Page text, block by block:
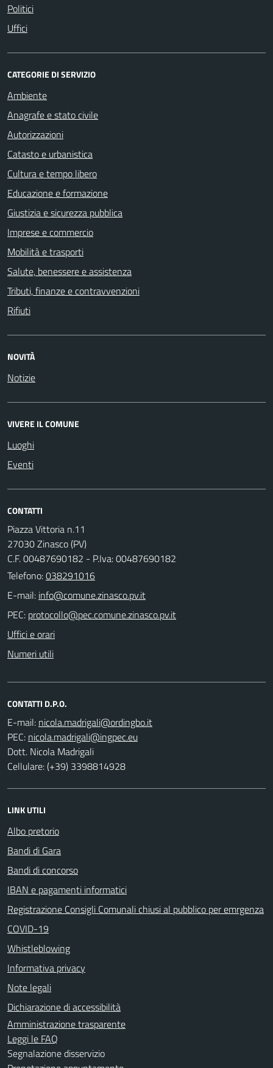
Politici
Uffici
CATEGORIE DI SERVIZIO
Ambiente
Anagrafe e stato civile
Autorizzazioni
Catasto e urbanistica
Cultura e tempo libero
Educazione e formazione
Giustizia e sicurezza pubblica
Imprese e commercio
Mobilità e trasporti
Salute, benessere e assistenza
Tributi, finanze e contravvenzioni
Rifiuti
NOVITÀ
Notizie
VIVERE IL COMUNE
Luoghi
Eventi
CONTATTI
Piazza Vittoria n.11
27030 Zinasco (PV)
C.F. 00487690182 - P.Iva: 00487690182
Telefono:038291016
E-mail:
PEC:
Uffici e orari
Numeri utili
CONTATTI D.P.O.
E-mail:
PEC:
Dott. Nicola Madrigali
Cellulare: (+39) 3398814928
LINK UTILI
Albo pretorio
Bandi di Gara
Bandi di concorso
IBAN e pagamenti informatici
Registrazione Consigli Comunali chiusi al pubblico per emrgenza
COVID-19
Whistleblowing
Informativa privacy
Note legali
Dichiarazione di accessibilità
Amministrazione trasparente
Leggi le FAQ
Segnalazione disservizio